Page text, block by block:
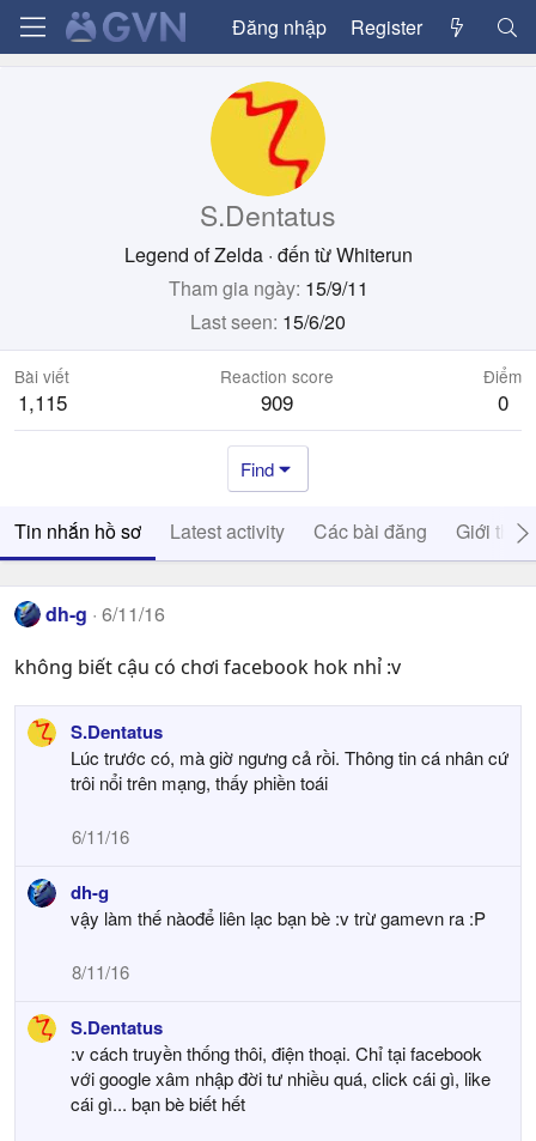
Đăng nhập Register
S.Dentatus
Legend of Zelda · đến từWhiterun
Tham gia ngày 15/9/11
Last seen 15/6/20
Bài viết
1,115
Reaction score
909
Điểm
0
Find
Tin nhắn hồ sơ Latest activity Các bài đăng Giới thiệu
dh-g 6/11/16
không biết cậu có chơi facebook hok nhỉ :v
S.Dentatus
Lúc trước có, mà giờ ngưng cả rồi. Thông tin cá nhân cứ
trôi nổi trên mạng, thấy phiền toái
6/11/16
dh-g
vậy làm thế nàođể liên lạc bạn bè :v trừ gamevn ra :P
8/11/16
S.Dentatus
:v cách truyền thống thôi, điện thoại. Chỉ tại facebook
với google xâm nhập đời tư nhiều quá, click cái gì, like
cái gì... bạn bè biết hết